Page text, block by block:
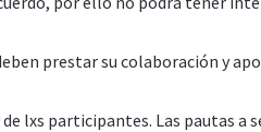
prestar su colaboración y
lxs participantes. Las pautas a